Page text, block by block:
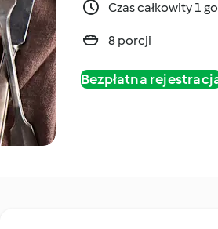
Czas całkowity 1
8 porcji
Bezpłatna